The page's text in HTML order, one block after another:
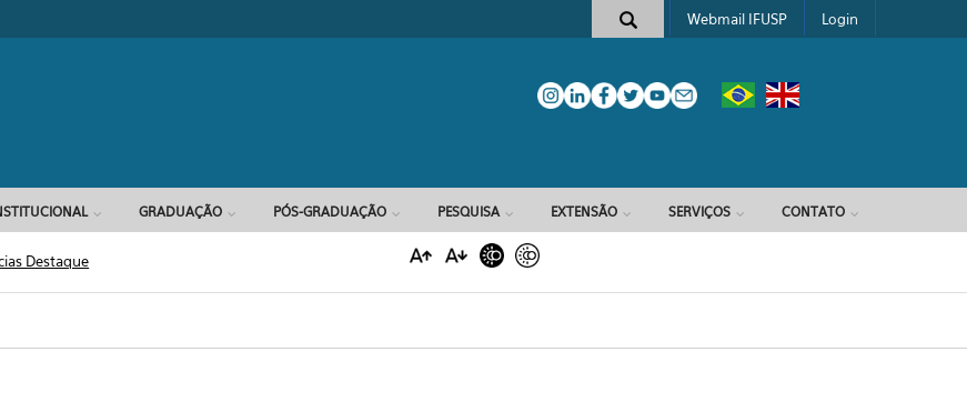
Formulário de busca
Webmail IFUSP Login
GRADUAÇÃO PÓS-GRADUAÇÃO PESQUISA EXTENSÃO SERVIÇOS CONTATO
Destaque